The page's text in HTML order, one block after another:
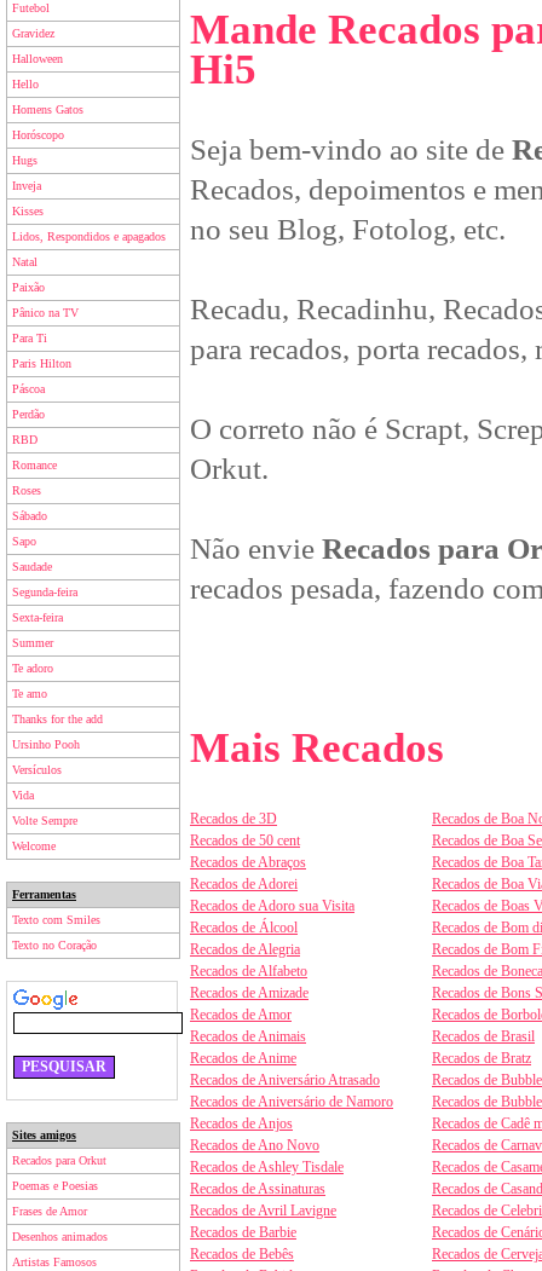
Futebol
Gravidez
Halloween
Hello
Homens Gatos
Horóscopo
Hugs
Inveja
Kisses
Lidos, Respondidos e apagados
Natal
Paixão
Pânico na TV
Para Ti
Paris Hilton
Páscoa
Perdão
RBD
Romance
Roses
Sábado
Sapo
Saudade
Segunda-feira
Sexta-feira
Summer
Te adoro
Te amo
Thanks for the add
Ursinho Pooh
Versículos
Vida
Volte Sempre
Welcome
Ferramentas
Texto com Smiles
Texto no Coração
Sites amigos
Recados para Orkut
Poemas e Poesias
Frases de Amor
Desenhos animados
Artistas Famosos
Mande Recados
Hi5
Seja bem-vindo ao site de
Recados, depoimentos e
no seu Blog, Fotolog, etc.
Recadu, Recadinhu,
para recados, porta
O correto não é Scrapt,
Orkut.
Não envie Recados para
recados pesada, fazendo
Mais Recados
Recados de 3D
Recados de 50 cent
Recados de Abraços
Recados de Adorei
Recados de Adoro sua Visita
Recados de Álcool
Recados de Alegria
Recados de Alfabeto
Recados de Amizade
Recados de Amor
Recados de Animais
Recados de Anime
Recados de Aniversário Atrasado
Recados de Aniversário de Namoro
Recados de Anjos
Recados de Ano Novo
Recados de Ashley Tisdale
Recados de Assinaturas
Recados de Avril Lavigne
Recados de Barbie
Recados de Bebês
Recados de Boa
Recados de Boa
Recados de Boa
Recados de Boa
Recados de Boas
Recados de Bom
Recados de Bom
Recados de
Recados de Bons
Recados de
Recados de Brasil
Recados de Bratz
Recados de
Recados de
Recados de Cadê
Recados de
Recados de
Recados de
Recados de
Recados de
Recados de